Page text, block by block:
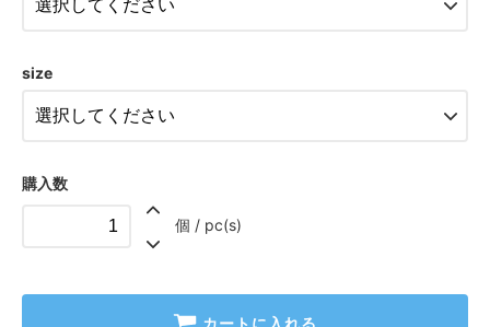
size
購入数
個 / pc(s)